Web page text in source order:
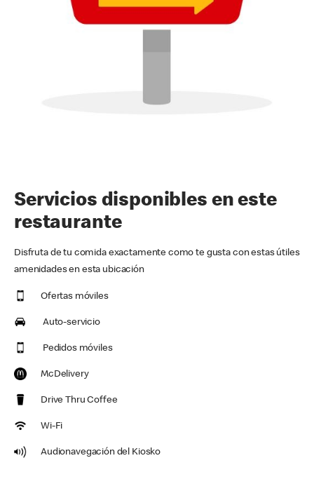
Servicios disponibles en este
restaurante
Disfruta de tu comida exactamente como te gusta con estas útiles
amenidades en esta ubicación
Ofertas móviles
Auto-servicio
Pedidos móviles
McDelivery
Drive Thru Coffee
Wi-Fi
Audionavegación del Kiosko